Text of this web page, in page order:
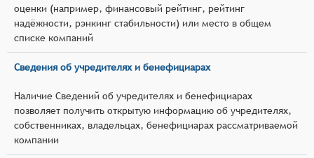
оценки (например, финансовый рейтинг, рейтинг
надёжности, рэнкинг стабильности) или место в общем
списке компаний
Сведения об учредителях и бенефициарах
Наличие Сведений об учредителях и бенефициарах
позволяет получить открытую информацию об учредителях,
собственниках, владельцах, бенефициарах рассматриваемой
компании